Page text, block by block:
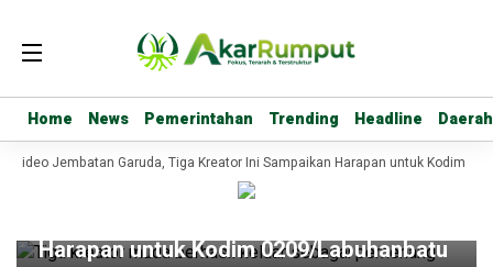
Home News Pemerintahan Trending Headline Daerah
Home News Pemerintahan Trending Headline Daerah
Video Jembatan Garuda, Tiga Kreator Ini Sampaikan Harapan untuk Kodim
Headline
Raih Juara Lomba Video Jembatan
Harapan untuk Kodim 0209/Labuhanbatu